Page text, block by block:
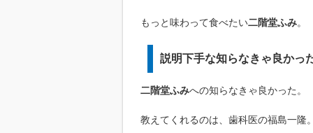
もっと味わって食べたい二階堂ふみ。
説明下手な知らなきゃ良かっ
二階堂ふみへの知らなきゃ良かった。
教えてくれるのは、歯科医の福島一隆。